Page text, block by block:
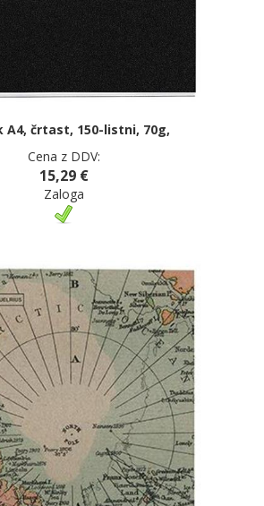
A4, črtast, 150-listni, 70g,
Cena z DDV:
15,29 €
Zaloga